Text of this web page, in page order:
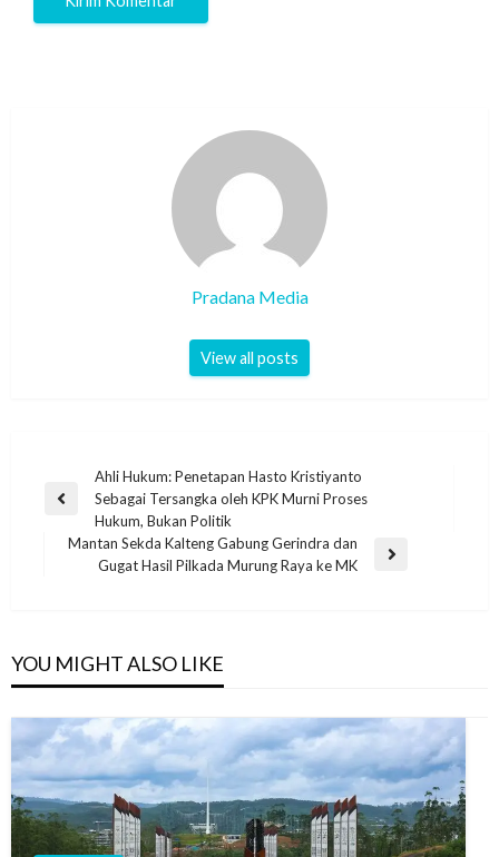
Pradana Media
View all posts
Ahli Hukum: Penetapan Hasto Kristiyanto
Sebagai Tersangka oleh KPK Murni Proses
Hukum, Bukan Politik
Mantan Sekda Kalteng Gabung Gerindra dan
Gugat Hasil Pilkada Murung Raya ke MK
YOU MIGHT ALSO LIKE